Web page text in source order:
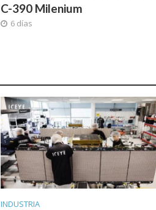
C-390 Milenium
6 días
INDUSTRIA